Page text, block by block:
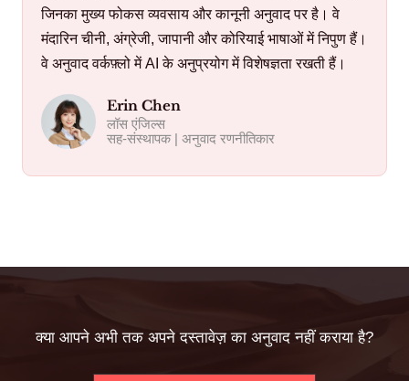
जिनका मुख्य फोकस व्यवसाय और कानूनी अनुवाद पर है। वे
मंदारिन चीनी, अंग्रेजी, जापानी और कोरियाई भाषाओं में निपुण हैं।
वे अनुवाद वर्कफ़्लो में AI के अनुप्रयोग में विशेषज्ञता रखती हैं।
Erin Chen
लॉस एंजिल्स
सह-संस्थापक | अनुवाद रणनीतिकार
क्या आपने अभी तक अपने दस्तावेज़ का अनुवाद नहीं कराया है?